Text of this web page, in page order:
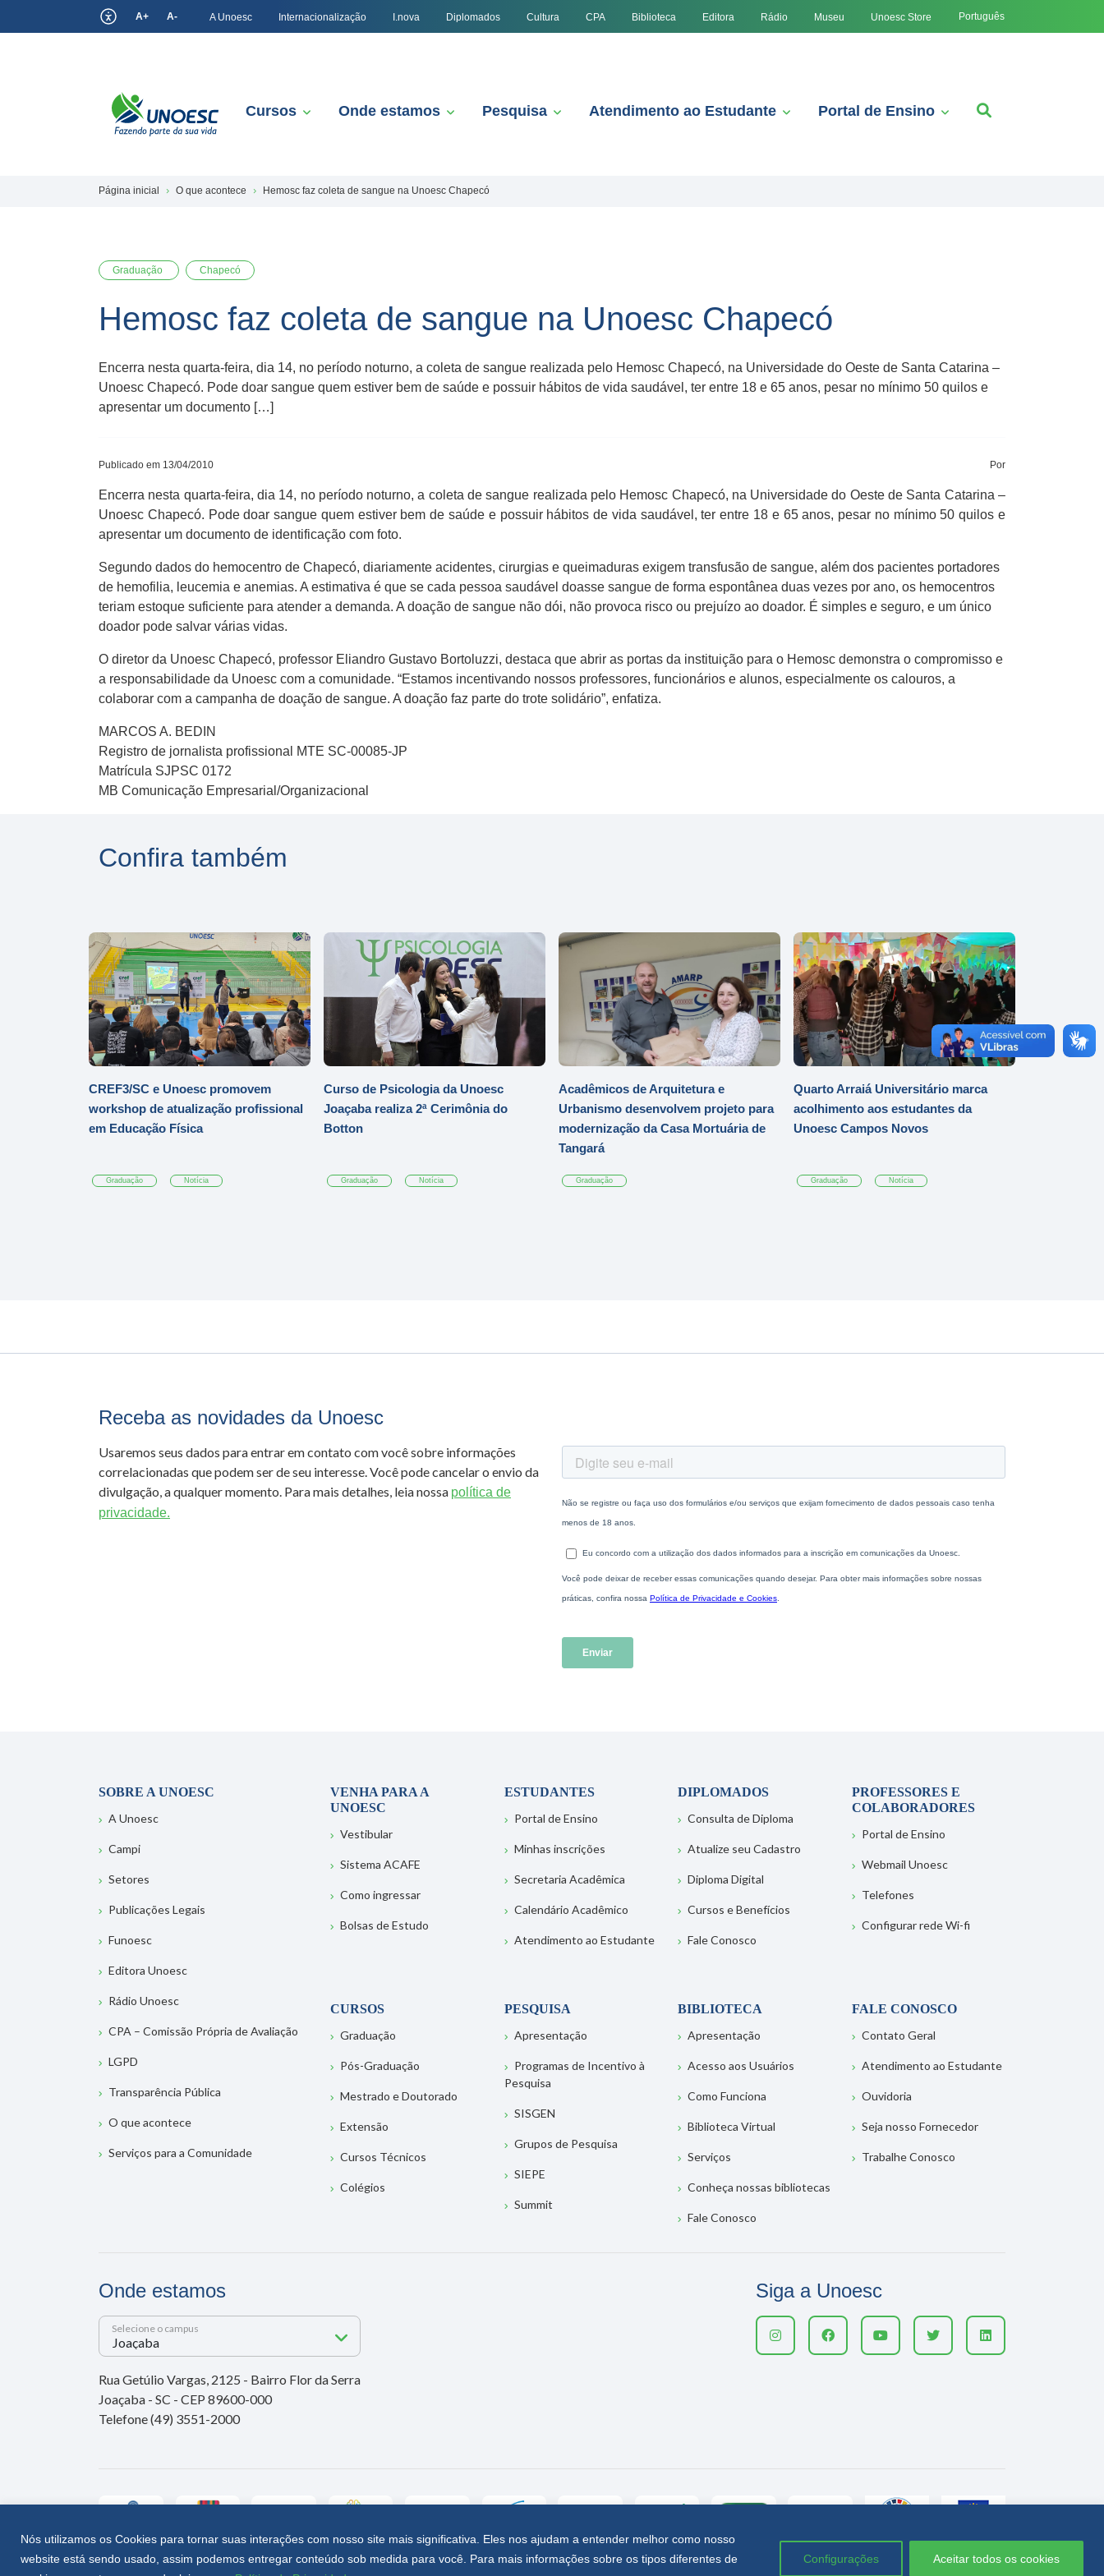
Nós utilizamos os Cookies para tornar suas interações com nosso site mais significativa. Eles nos ajudam a entender melhor como nosso
website está sendo usado, assim podemos entregar conteúdo sob medida para você. Para mais informações sobre os tipos diferentes de
Configurações Aceitar todos os cookies
A+ A- A Unoesc Internacionalização I.nova Diplomados Cultura CPA Biblioteca Editora Rádio Museu Unoesc Store Português
Cursos Onde estamos Pesquisa Atendimento ao Estudante Portal de Ensino
Página inicial O que acontece Hemosc faz coleta de sangue na Unoesc Chapecó
Graduação Chapecó
Hemosc faz coleta de sangue na Unoesc Chapecó
Encerra nesta quarta-feira, dia 14, no período noturno, a coleta de sangue realizada pelo Hemosc Chapecó, na Universidade do Oeste de Santa Catarina –
Unoesc Chapecó. Pode doar sangue quem estiver bem de saúde e possuir hábitos de vida saudável, ter entre 18 e 65 anos, pesar no mínimo 50 quilos e
apresentar um documento […]
Publicado em 13/04/2010 Por
Encerra nesta quarta-feira, dia 14, no período noturno, a coleta de sangue realizada pelo Hemosc Chapecó, na Universidade do Oeste de Santa Catarina –
Unoesc Chapecó. Pode doar sangue quem estiver bem de saúde e possuir hábitos de vida saudável, ter entre 18 e 65 anos, pesar no mínimo 50 quilos e
apresentar um documento de identificação com foto.
Segundo dados do hemocentro de Chapecó, diariamente acidentes, cirurgias e queimaduras exigem transfusão de sangue, além dos pacientes portadores
de hemofilia, leucemia e anemias. A estimativa é que se cada pessoa saudável doasse sangue de forma espontânea duas vezes por ano, os hemocentros
teriam estoque suficiente para atender a demanda. A doação de sangue não dói, não provoca risco ou prejuízo ao doador. É simples e seguro, e um único
doador pode salvar várias vidas.
O diretor da Unoesc Chapecó, professor Eliandro Gustavo Bortoluzzi, destaca que abrir as portas da instituição para o Hemosc demonstra o compromisso e
a responsabilidade da Unoesc com a comunidade. “Estamos incentivando nossos professores, funcionários e alunos, especialmente os calouros, a
colaborar com a campanha de doação de sangue. A doação faz parte do trote solidário”, enfatiza.
MARCOS A. BEDIN
Registro de jornalista profissional MTE SC-00085-JP
Matrícula SJPSC 0172
MB Comunicação Empresarial/Organizacional
Confira também
CREF3/SC e Unoesc promovem
workshop de atualização profissional
em Educação Física
Graduação Notícia
Curso de Psicologia da Unoesc
Joaçaba realiza 2ª Cerimônia do
Botton
Graduação Notícia
Acadêmicos de Arquitetura e
Urbanismo desenvolvem projeto para
modernização da Casa Mortuária de
Tangará
Graduação
Quarto Arraiá Universitário marca
acolhimento aos estudantes da
Unoesc Campos Novos
Graduação Notícia
Receba as novidades da Unoesc
Usaremos seus dados para entrar em contato com você sobre informações
correlacionadas que podem ser de seu interesse. Você pode cancelar o envio da
divulgação, a qualquer momento. Para mais detalhes, leia nossa política de
privacidade.
SOBRE A UNOESC
A Unoesc
Campi
Setores
Publicações Legais
Funoesc
Editora Unoesc
Rádio Unoesc
CPA – Comissão Própria de Avaliação
LGPD
Transparência Pública
O que acontece
Serviços para a Comunidade
VENHA PARA A
UNOESC
Vestibular
Sistema ACAFE
Como ingressar
Bolsas de Estudo
ESTUDANTES
Portal de Ensino
Minhas inscrições
Secretaria Acadêmica
Calendário Acadêmico
Atendimento ao Estudante
DIPLOMADOS
Consulta de Diploma
Atualize seu Cadastro
Diploma Digital
Cursos e Benefícios
Fale Conosco
PROFESSORES E
COLABORADORES
Portal de Ensino
Webmail Unoesc
Telefones
Configurar rede Wi-fi
CURSOS
Graduação
Pós-Graduação
Mestrado e Doutorado
Extensão
Cursos Técnicos
Colégios
PESQUISA
Apresentação
Programas de Incentivo à
Pesquisa
SISGEN
Grupos de Pesquisa
SIEPE
Summit
BIBLIOTECA
Apresentação
Acesso aos Usuários
Como Funciona
Biblioteca Virtual
Serviços
Conheça nossas bibliotecas
Fale Conosco
FALE CONOSCO
Contato Geral
Atendimento ao Estudante
Ouvidoria
Seja nosso Fornecedor
Trabalhe Conosco
Onde estamos
Selecione o campus
Rua Getúlio Vargas, 2125 - Bairro Flor da Serra
Joaçaba - SC - CEP 89600-000
Telefone (49) 3551-2000
Siga a Unoesc
Unoesc © 2026 - Todos os direitos reservados Política de privacidade